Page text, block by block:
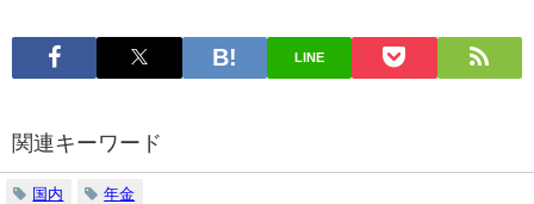
LINE
関連キーワード
国内 年金